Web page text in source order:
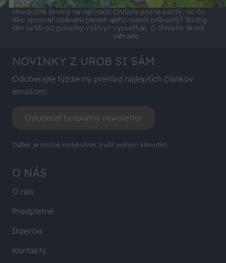
Hnedožlté škvrny na rajčinách:
Ako spoznať obávanú pleseň a
čím sa líši od poruchy výživy?
Chrústa pozná každý, no čo
jeho menší príbuzný? Biológ
vysvetľuje, či chrústik škodí
záhrade
O NÁS
O nás
Predplatné
Inzercia
Kontakty
NOVINKY Z UROB SI SÁM
Odoberajte týždenný prehľad najlepších článkov
emailom:
Odoberať bezplatný newsletter
Odber je možné kedykoľvek zrušiť jedným kliknutím.